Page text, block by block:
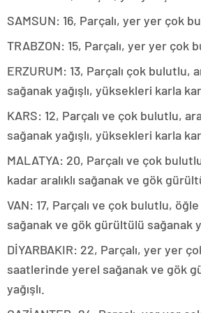
SAMSUN: 16, Parçalı, yer yer çok
TRABZON: 15, Parçalı, yer yer çok
ERZURUM: 13, Parçalı çok bulutlu,
sağanak yağışlı, yüksekleri karla
KARS: 12, Parçalı ve çok bulutlu,
sağanak yağışlı, yüksekleri karla
MALATYA: 20, Parçalı ve çok
kadar aralıklı sağanak ve gök
VAN: 17, Parçalı ve çok bulutlu,
sağanak ve gök gürültülü sağanak
DİYARBAKIR: 22, Parçalı, yer yer
saatlerinde yerel sağanak ve gök
yağışlı.